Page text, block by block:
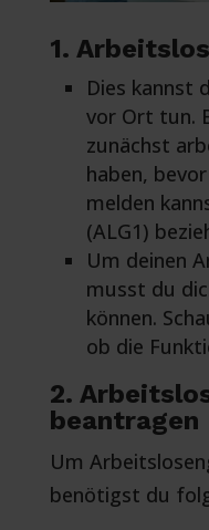
1.
Dies kannst
vor Ort tun.
zunächst
haben,
melden
(ALG1)
Um deinen
musst du
können.
ob die
2.
beantragen
Um
benötigst du